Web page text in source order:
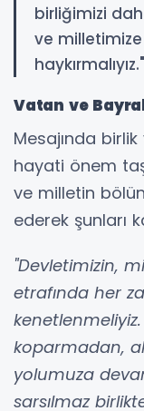
birliğimizi
ve milletimize
haykırmalıyız."
Vatan ve
Mesajında
hayati önem
ve milletin
ederek şunları
"Devletimizin,
etrafında her
kenetlenmeliyiz.
koparmadan,
yolumuza
sarsılmaz